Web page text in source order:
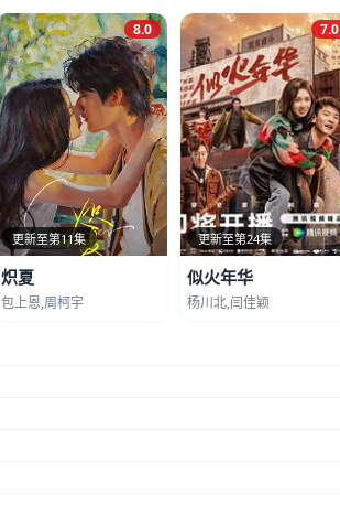
更新至第11集
8.0
炽夏
包上恩,周柯宇
更新至第24集
7.0
似火年华
杨川北,闫佳颖